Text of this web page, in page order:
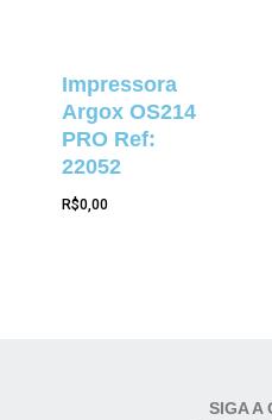
Impressora
Argox OS214
PRO Ref:
22052
R$0,00
SIGA A